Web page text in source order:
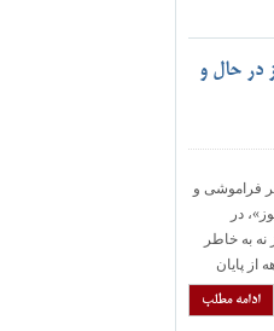
در حال و
فراموشی و
در
به خاطر
پایان
ادامه مطلب